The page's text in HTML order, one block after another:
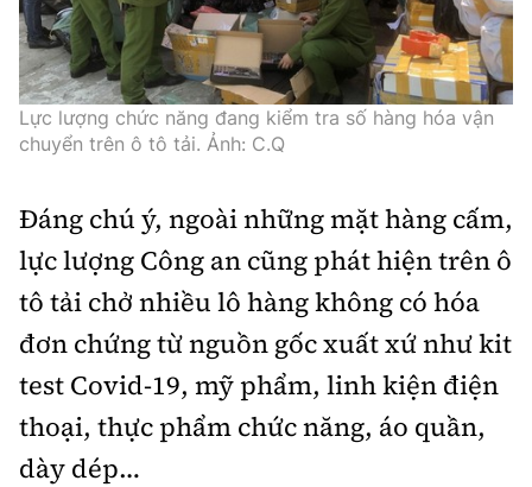
Lực lượng chức năng đang kiểm tra số hàng hóa vận
chuyển trên ô tô tải. Ảnh: C.Q
Đáng chú ý, ngoài những mặt hàng cấm,
lực lượng Công an cũng phát hiện trên ô
tô tải chở nhiều lô hàng không có hóa
đơn chứng từ nguồn gốc xuất xứ như kit
test Covid-19, mỹ phẩm, linh kiện điện
thoại, thực phẩm chức năng, áo quần,
dày dép…